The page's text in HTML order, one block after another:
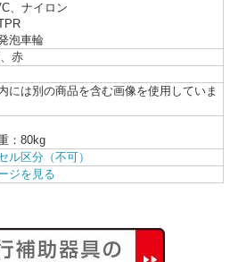
、ナイロン
泡車輪
赤
には別の商品を含む画像を使用していま
：80kg
ル区分（不可）
ジを見る